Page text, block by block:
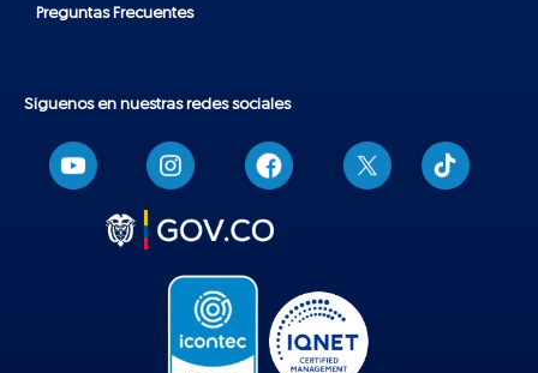
Preguntas Frecuentes
Síguenos en nuestras redes sociales
T
i
k